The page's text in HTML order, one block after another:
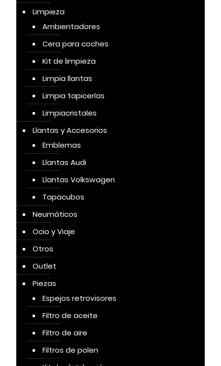
Limpieza
Ambientadores
Cera para coches
Kit de limpieza
Limpia llantas
Limpia tapicerías
Limpiacristales
Llantas y Accesorios
Emblemas
Llantas Audi
Llantas Volkswagen
Tapacubos
Neumáticos
Ocio y Viaje
Otros
Outlet
Piezas
Espejos retrovisores
Filtro de aceite
Filtro de aire
Filtros de polen